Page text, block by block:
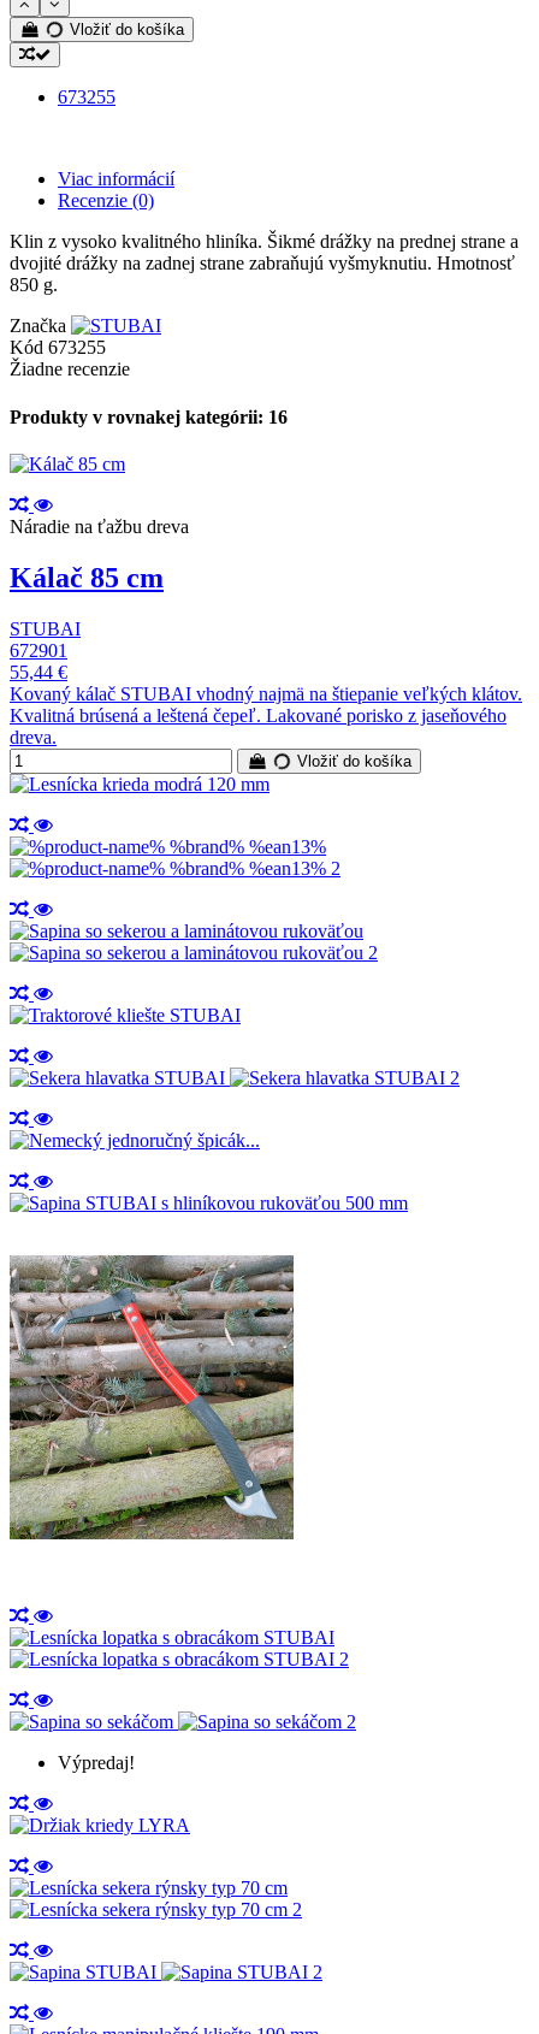
Vložiť do košíka
673255
Viac informácií
Recenzie (0)
Klin z vysoko kvalitného hliníka. Šikmé drážky na prednej strane a
dvojité drážky na zadnej strane zabraňujú vyšmyknutiu. Hmotnosť
850 g.
Značka
Kód 673255
Žiadne recenzie
Produkty v rovnakej kategórii: 16
Náradie na ťažbu dreva
Kálač 85 cm
STUBAI
672901
55,44 €
Kovaný kálač STUBAI vhodný najmä na štiepanie veľkých klátov.
Kvalitná brúsená a leštená čepeľ. Lakované porisko z jaseňového
dreva.
Vložiť do košíka
Výpredaj!